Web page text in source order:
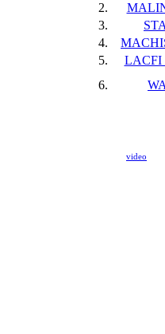
2.
3.
4.
5.
LACFI
6.
video